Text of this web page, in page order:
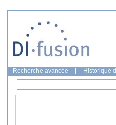
Recherche avancée Historique